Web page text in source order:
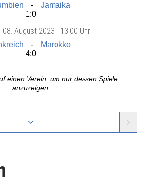
Jamaika
1:0
, 08. August 2023 - 13:00 Uhr
Marokko
4:0
einen Verein, um nur dessen Spiele
anzuzeigen.